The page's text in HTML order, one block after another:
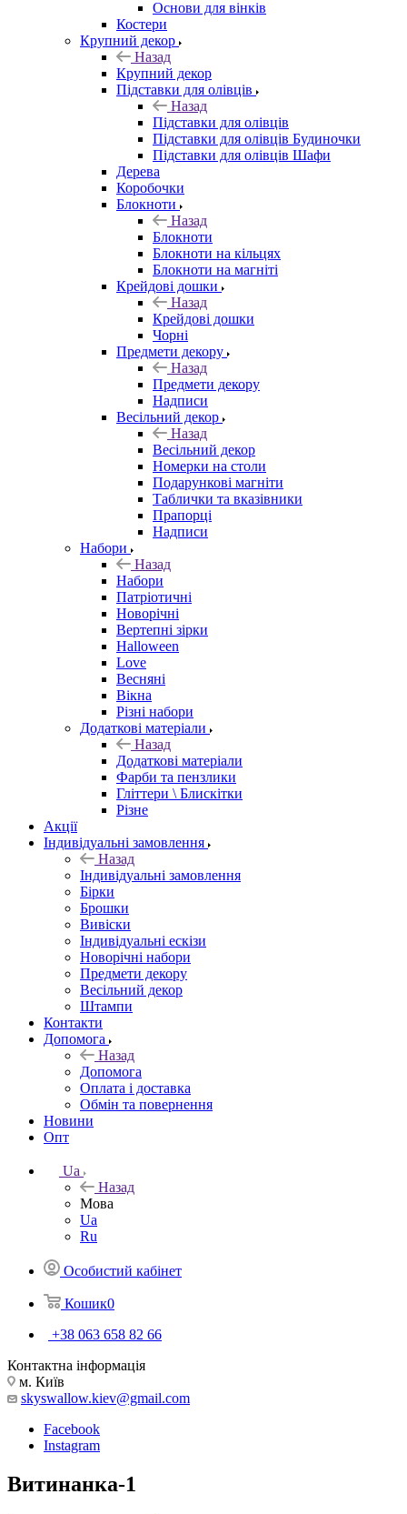
Основи для вінків
Костери
Крупний декор
Назад
Крупний декор
Підставки для олівців
Назад
Підставки для олівців
Підставки для олівців Будиночки
Підставки для олівців Шафи
Дерева
Коробочки
Блокноти
Назад
Блокноти
Блокноти на кільцях
Блокноти на магніті
Крейдові дошки
Назад
Крейдові дошки
Чорні
Предмети декору
Назад
Предмети декору
Надписи
Весільний декор
Назад
Весільний декор
Номерки на столи
Подарункові магніти
Таблички та вказівники
Прапорці
Надписи
Набори
Назад
Набори
Патріотичні
Новорічні
Вертепні зірки
Halloween
Love
Весняні
Вікна
Різні набори
Додаткові матеріали
Назад
Додаткові матеріали
Фарби та пензлики
Гліттери \ Блискітки
Різне
Акції
Індивідуальні замовлення
Назад
Індивідуальні замовлення
Бірки
Брошки
Вивіски
Індивідуальні ескізи
Новорічні набори
Предмети декору
Весільний декор
Штампи
Контакти
Допомога
Назад
Допомога
Оплата і доставка
Обмін та повернення
Новини
Опт
Ua
Назад
Мова
Ua
Ru
Особистий кабінет
Кошик0
+38 063 658 82 66
Контактна інформація
м. Київ
skyswallow.kiev@gmail.com
Facebook
Instagram
Витинанка-1